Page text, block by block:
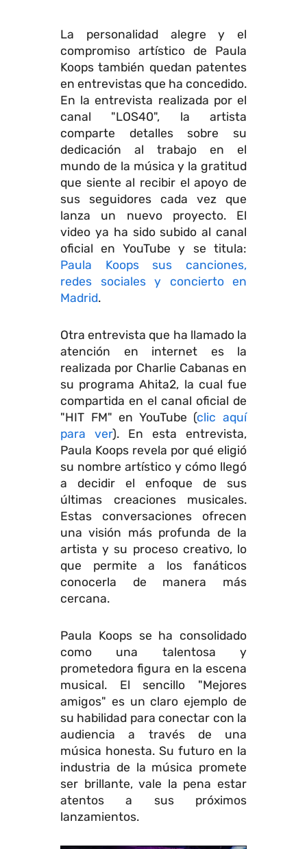
La personalidad alegre y el
compromiso artístico de Paula
Koops también quedan patentes
en entrevistas que ha concedido.
En la entrevista realizada por el
canal "LOS40", la artista
comparte detalles sobre su
dedicación al trabajo en el
mundo de la música y la gratitud
que siente al recibir el apoyo de
sus seguidores cada vez que
lanza un nuevo proyecto. El
video ya ha sido subido al canal
oficial en YouTube y se titula:
Paula Koops sus canciones,
redes sociales y concierto en
Madrid.
Otra entrevista que ha llamado la
atención en internet es la
realizada por Charlie Cabanas en
su programa Ahita2, la cual fue
compartida en el canal oficial de
"HIT FM" en YouTube (clic aquí
para ver). En esta entrevista,
Paula Koops revela por qué eligió
su nombre artístico y cómo llegó
a decidir el enfoque de sus
últimas creaciones musicales.
Estas conversaciones ofrecen
una visión más profunda de la
artista y su proceso creativo, lo
que permite a los fanáticos
conocerla de manera más
cercana.
Paula Koops se ha consolidado
como una talentosa y
prometedora figura en la escena
musical. El sencillo "Mejores
amigos" es un claro ejemplo de
su habilidad para conectar con la
audiencia a través de una
música honesta. Su futuro en la
industria de la música promete
ser brillante, vale la pena estar
atentos a sus próximos
lanzamientos.